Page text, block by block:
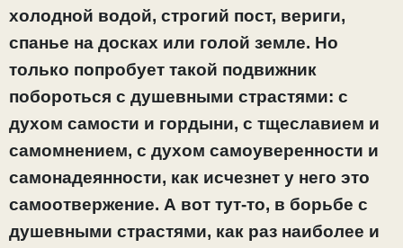
холодной водой, строгий пост, вериги,
спанье на досках или голой земле. Но
только попробует такой подвижник
побороться с душевными страстями: с
духом самости и гордыни, с тщеславием и
самомнением, с духом самоуверенности и
самонадеянности, как исчезнет у него это
самоотвержение. А вот тут-то, в борьбе с
душевными страстями, как раз наиболее и